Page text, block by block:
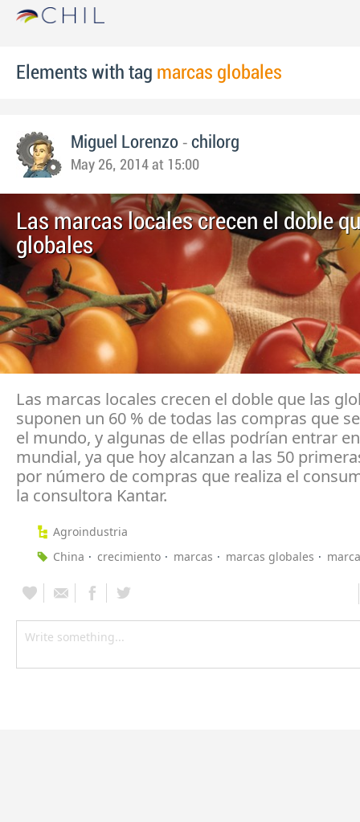
Elements with tag marcas globales
Miguel Lorenzo - chilorg
May 26, 2014 at 15:00
Las marcas locales crecen el doble
globales
Las marcas locales crecen el doble que las
suponen un 60 % de todas las compras que
el mundo, y algunas de ellas podrían entrar
mundial, ya que hoy alcanzan a las 50
por número de compras que realiza el
la consultora Kantar.
Agroindustria
China
crecimiento marcas marcas globales